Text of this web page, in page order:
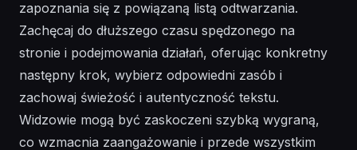
zapoznania się z powiązaną listą odtwarzania.
Zachęcaj do dłuższego czasu spędzonego na
stronie i podejmowania działań, oferując konkretny
następny krok, wybierz odpowiedni zasób i
zachowaj świeżość i autentyczność tekstu.
Widzowie mogą być zaskoczeni szybką wygraną,
co wzmacnia zaangażowanie i przede wszystkim